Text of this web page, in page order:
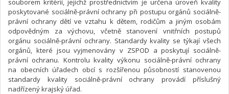
souborem kritérií, jejichž prostřednictvím je určena úroveň kvality
poskytované sociálně-právní ochrany při postupu orgánů sociálně-
právní ochrany dětí ve vztahu k dětem, rodičům a jiným osobám
odpovědným za výchovu, včetně stanovení vnitřních postupů
orgánu sociálně-právní ochrany. Standardy kvality se týkají všech
orgánů, které jsou vyjmenovány v ZSPOD a poskytují sociálně-
právní ochranu. Kontrolu kvality výkonu sociálně-právní ochrany
na obecních úřadech obcí s rozšířenou působností stanovenou
standardy kvality sociálně-právní ochrany provádí příslušný
nadřízený krajský úřad.